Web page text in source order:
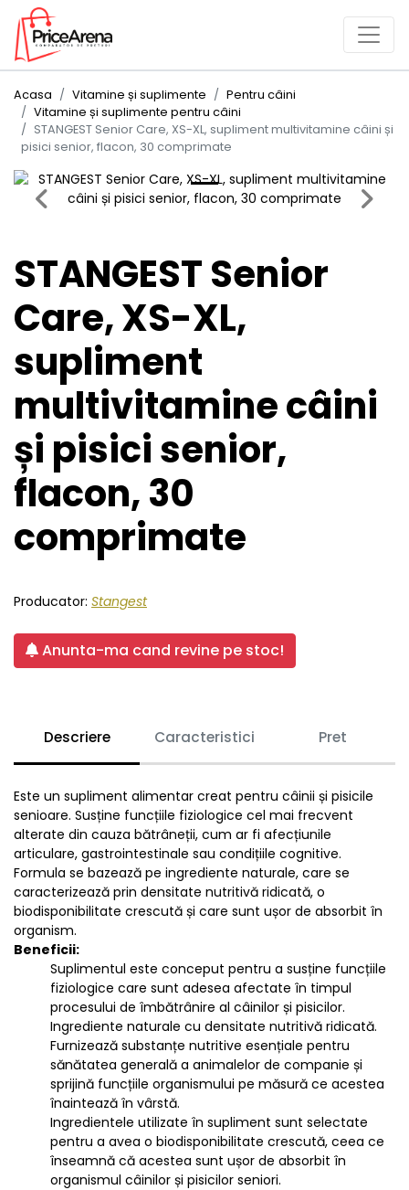
Acasa Vitamine și suplimente
Pentru câini
Vitamine și suplimente pentru câini
STANGEST Senior Care, XS-XL, supliment multivitamine câini și
pisici senior, flacon, 30 comprimate
Previous Next
STANGEST Senior
Care, XS-XL,
supliment
multivitamine câini
și pisici senior,
flacon, 30
comprimate
Producator: Stangest
Anunta-ma cand revine pe stoc!
Descriere Caracteristici Pret
Este un supliment alimentar creat pentru câinii și pisicile
senioare. Susține funcțiile fiziologice cel mai frecvent
alterate din cauza bătrâneții, cum ar fi afecțiunile
articulare, gastrointestinale sau condițiile cognitive.
Formula se bazează pe ingrediente naturale, care se
caracterizează prin densitate nutritivă ridicată, o
biodisponibilitate crescută și care sunt ușor de absorbit în
organism.
Beneficii:
Suplimentul este conceput pentru a susține funcțiile
fiziologice care sunt adesea afectate în timpul
procesului de îmbătrânire al câinilor și pisicilor.
Ingrediente naturale cu densitate nutritivă ridicată.
Furnizează substanțe nutritive esențiale pentru
sănătatea generală a animalelor de companie și
sprijină funcțiile organismului pe măsură ce acestea
înaintează în vârstă.
Ingredientele utilizate în supliment sunt selectate
pentru a avea o biodisponibilitate crescută, ceea ce
înseamnă că acestea sunt ușor de absorbit în
organismul câinilor și pisicilor seniori.